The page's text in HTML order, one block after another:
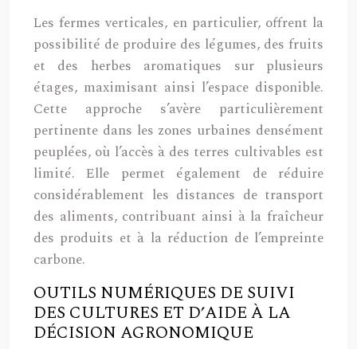
Les fermes verticales, en particulier, offrent la
possibilité de produire des légumes, des fruits
et des herbes aromatiques sur plusieurs
étages, maximisant ainsi l’espace disponible.
Cette approche s’avère particulièrement
pertinente dans les zones urbaines densément
peuplées, où l’accès à des terres cultivables est
limité. Elle permet également de réduire
considérablement les distances de transport
des aliments, contribuant ainsi à la fraîcheur
des produits et à la réduction de l’empreinte
carbone.
OUTILS NUMÉRIQUES DE SUIVI
DES CULTURES ET D’AIDE À LA
DÉCISION AGRONOMIQUE